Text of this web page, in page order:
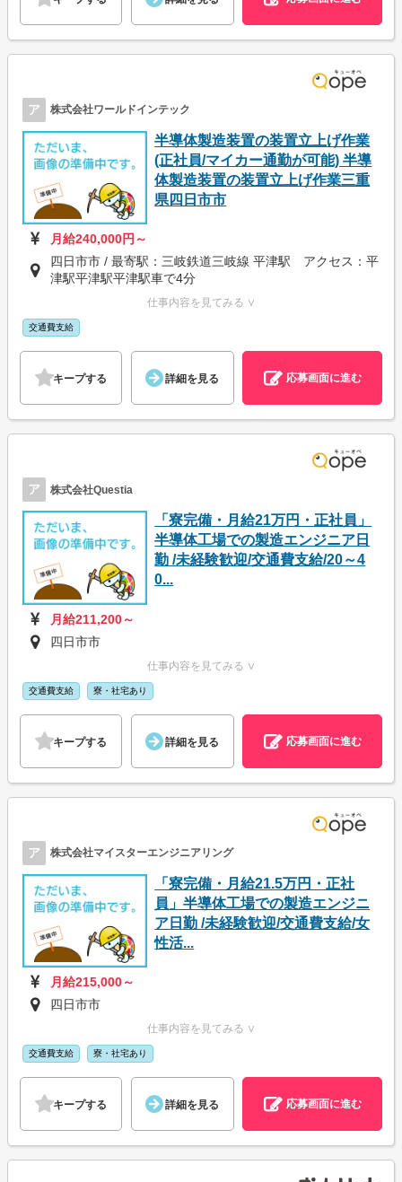
ア 株式会社ワールドインテック
半導体製造装置の装置立上げ作業
(正社員/マイカー通勤が可能) 半導
体製造装置の装置立上げ作業三重
県四日市市
月給240,000円～
四日市市 / 最寄駅：三岐鉄道三岐線 平津駅 アクセス：平
津駅平津駅平津駅車で4分
仕事内容を見てみる ∨
交通費支給
キープする 詳細を見る 応募画面に進む
ア 株式会社Questia
「寮完備・月給21万円・正社員」
半導体工場での製造エンジニア日
勤 /未経験歓迎/交通費支給/20～4
0...
月給211,200～
四日市市
仕事内容を見てみる ∨
交通費支給 寮・社宅あり
キープする 詳細を見る 応募画面に進む
ア 株式会社マイスターエンジニアリング
「寮完備・月給21.5万円・正社
員」半導体工場での製造エンジニ
ア日勤 /未経験歓迎/交通費支給/女
性活...
月給215,000～
四日市市
仕事内容を見てみる ∨
交通費支給 寮・社宅あり
キープする 詳細を見る 応募画面に進む